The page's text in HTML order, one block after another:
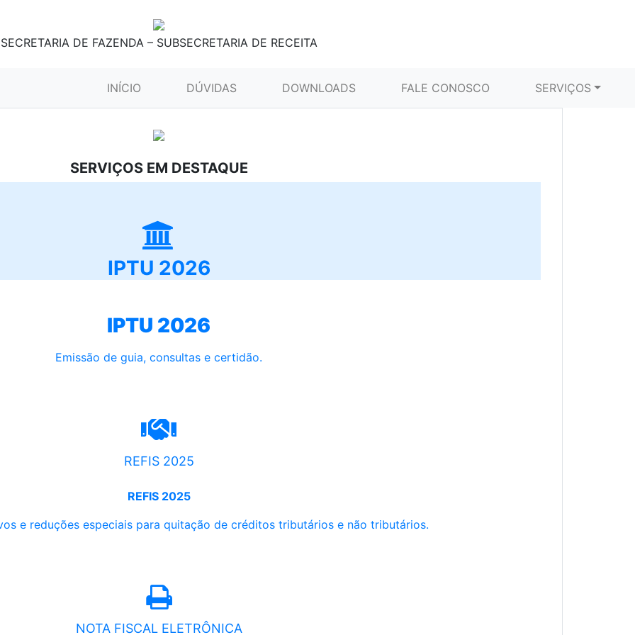
SECRETARIA DE FAZENDA – SUBSECRETARIA DE RECEITA
INÍCIO (CURRENT)DÚVIDAS DOWNLOADS FALE CONOSCO SERVIÇOS
SERVIÇOS EM DESTAQUE
IPTU 2026
IPTU 2026
Emissão de guia, consultas e certidão.
REFIS 2025
REFIS 2025
e reduções especiais para quitação de créditos tributários e não tributários.
NOTA FISCAL ELETRÔNICA